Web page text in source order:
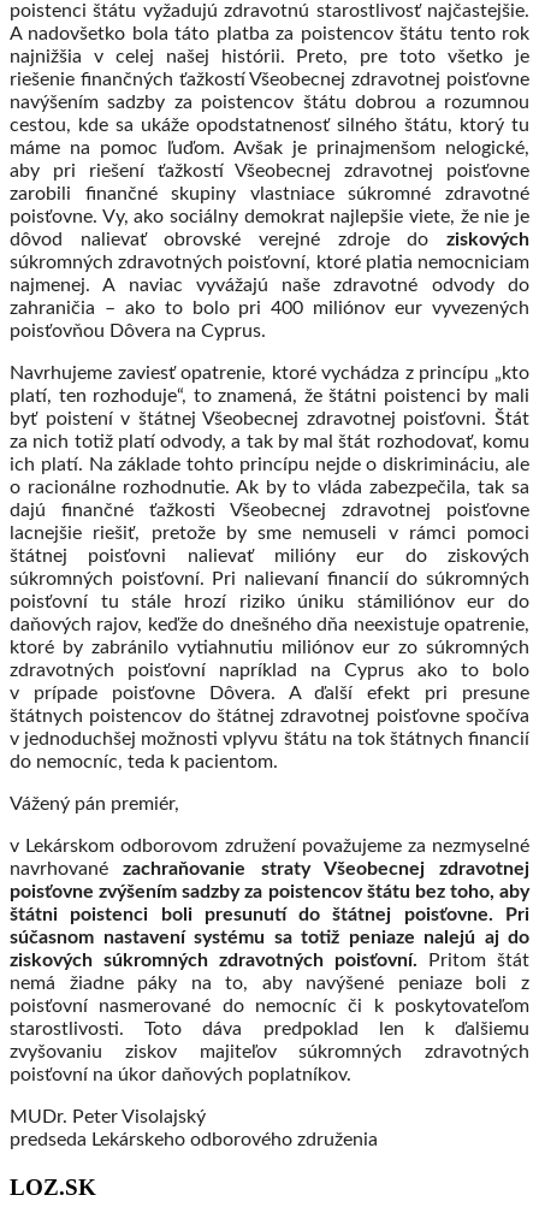
poistenci štátu vyžadujú zdravotnú starostlivosť najčastejšie.
A nadovšetko bola táto platba za poistencov štátu tento rok
najnižšia v celej našej histórii. Preto, pre toto všetko je
riešenie finančných ťažkostí Všeobecnej zdravotnej poisťovne
navýšením sadzby za poistencov štátu dobrou a rozumnou
cestou, kde sa ukáže opodstatnenosť silného štátu, ktorý tu
máme na pomoc ľuďom. Avšak je prinajmenšom nelogické,
aby pri riešení ťažkostí Všeobecnej zdravotnej poisťovne
zarobili finančné skupiny vlastniace súkromné zdravotné
poisťovne. Vy, ako sociálny demokrat najlepšie viete, že nie je
dôvod nalievať obrovské verejné zdroje do ziskových
súkromných zdravotných poisťovní, ktoré platia nemocniciam
najmenej. A naviac vyvážajú naše zdravotné odvody do
zahraničia – ako to bolo pri 400 miliónov eur vyvezených
poisťovňou Dôvera na Cyprus.
Navrhujeme zaviesť opatrenie, ktoré vychádza z princípu „kto
platí, ten rozhoduje“, to znamená, že štátni poistenci by mali
byť poistení v štátnej Všeobecnej zdravotnej poisťovni. Štát
za nich totiž platí odvody, a tak by mal štát rozhodovať, komu
ich platí. Na základe tohto princípu nejde o diskrimináciu, ale
o racionálne rozhodnutie. Ak by to vláda zabezpečila, tak sa
dajú finančné ťažkosti Všeobecnej zdravotnej poisťovne
lacnejšie riešiť, pretože by sme nemuseli v rámci pomoci
štátnej poisťovni nalievať milióny eur do ziskových
súkromných poisťovní. Pri nalievaní financií do súkromných
poisťovní tu stále hrozí riziko úniku stámiliónov eur do
daňových rajov, keďže do dnešného dňa neexistuje opatrenie,
ktoré by zabránilo vytiahnutiu miliónov eur zo súkromných
zdravotných poisťovní napríklad na Cyprus ako to bolo
v prípade poisťovne Dôvera. A ďalší efekt pri presune
štátnych poistencov do štátnej zdravotnej poisťovne spočíva
v jednoduchšej možnosti vplyvu štátu na tok štátnych financií
do nemocníc, teda k pacientom.
Vážený pán premiér,
v Lekárskom odborovom združení považujeme za nezmyselné
navrhovanézachraňovanie straty Všeobecnej zdravotnej
poisťovne zvýšením sadzby za poistencov štátu bez toho, aby
štátni poistenci boli presunutí do štátnej poisťovne. Pri
súčasnom nastavení systému sa totiž peniaze nalejú aj do
ziskových súkromných zdravotných poisťovní. Pritom štát
nemá žiadne páky na to, aby navýšené peniaze boli z
poisťovní nasmerované do nemocníc či k poskytovateľom
starostlivosti. Toto dáva predpoklad len k ďalšiemu
zvyšovaniu ziskov majiteľov súkromných zdravotných
poisťovní na úkor daňových poplatníkov.
MUDr. Peter Visolajský
predseda Lekárskeho odborového združenia
LOZ.SK